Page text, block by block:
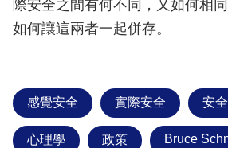
際安全之間有何不同，又如何相
如何讓這兩者一起併存。
感覺安全 實際安全 安
心理學 政策 Bruce